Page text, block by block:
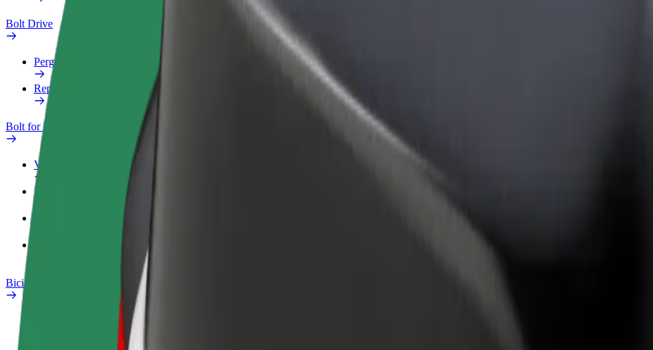
Bolt Drive
Perguntas Frequentes
Reportar um veículo
Bolt for Business
Vantagens
Perfil Fiscal
Bicicletas